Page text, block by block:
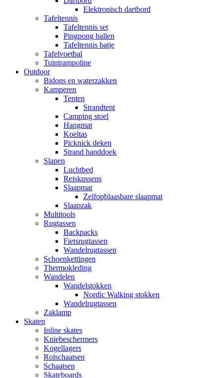
Elektronisch dartbord
Tafeltennis
Tafeltennis set
Pingpong ballen
Tafeltennis batje
Tafelvoetbal
Tuintrampoline
Outdoor
Bidons en waterzakken
Kamperen
Tenten
Strandtent
Camping stoel
Hangmat
Koeltas
Picknick deken
Strand handdoek
Slapen
Luchtbed
Reiskussens
Slaapmat
Zelfopblaasbare slaapmat
Slaapzak
Multitools
Rugtassen
Backpacks
Fietsrugtassen
Wandelrugtassen
Schoenkettingen
Thermokleding
Wandelen
Wandelstokken
Nordic Walking stokken
Wandelrugtassen
Zaklamp
Skaten
Inline skates
Kniebeschermers
Kogellagers
Rolschaatsen
Schaatsen
Skateboards